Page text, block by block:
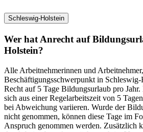
Schleswig-Holstein
Wer hat Anrecht auf
Holstein?
Alle Arbeitnehmerinnen und
Beschäftigungsschwerpunkt in
Recht auf 5 Tage Bildungsurlaub pro
sich aus einer Regelarbeitszeit von 5
bei Abweichung variieren. Wurde der
nicht genommen, können diese Tage im
Anspruch genommen werden. Zusätzlich